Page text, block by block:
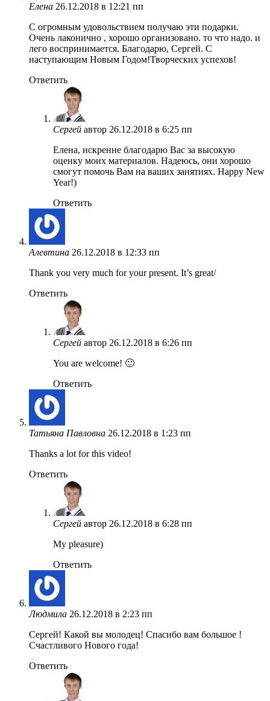
Елена 26.12.2018 в 12:21 пп
С огромным удовольствием получаю эти подарки.
Очень лаконично , хорошо организовано. то что надо. и
лего воспринимается. Благодарю, Сергей. С
наступающим Новым Годом!Творческих успехов!
Ответить
Сергей автор 26.12.2018 в 6:25 пп
Елена, искренне благодарю Вас за высокую
оценку моих материалов. Надеюсь, они хорошо
смогут помочь Вам на ваших занятиях. Happy New
Year!)
Ответить
Алевтина 26.12.2018 в 12:33 пп
Thank you very much for your present. It’s great/
Ответить
Сергей автор 26.12.2018 в 6:26 пп
You are welcome! 🙂
Ответить
Татьяна Павловна 26.12.2018 в 1:23 пп
Thanks a lot for this video!
Ответить
Сергей автор 26.12.2018 в 6:28 пп
My pleasure)
Ответить
Людмила 26.12.2018 в 2:23 пп
Сергей! Какой вы молодец! Спасибо вам большое !
Счастливого Нового года!
Ответить